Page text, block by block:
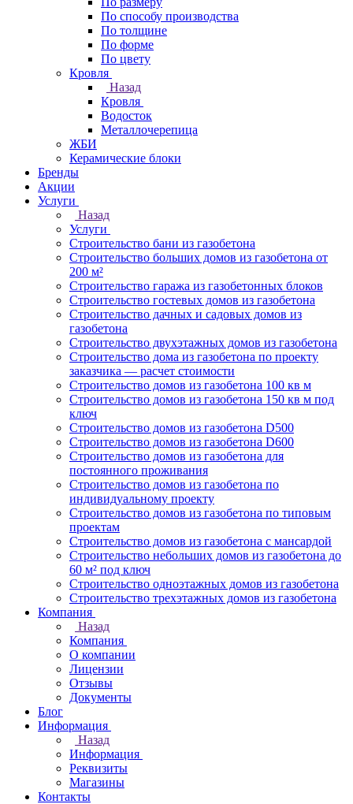
По способу производства
По толщине
По форме
По цвету
Кровля
Назад
Кровля
Водосток
Металлочерепица
ЖБИ
Керамические блоки
Бренды
Акции
Услуги
Назад
Услуги
Строительство бани из газобетона
Строительство больших домов из газобетона от
200 м²
Строительство гаража из газобетонных блоков
Строительство гостевых домов из газобетона
Строительство дачных и садовых домов из
газобетона
Строительство двухэтажных домов из газобетона
Строительство дома из газобетона по проекту
заказчика — расчет стоимости
Строительство домов из газобетона 100 кв м
Строительство домов из газобетона 150 кв м под
ключ
Строительство домов из газобетона D500
Строительство домов из газобетона D600
Строительство домов из газобетона для
постоянного проживания
Строительство домов из газобетона по
индивидуальному проекту
Строительство домов из газобетона по типовым
проектам
Строительство домов из газобетона с мансардой
Строительство небольших домов из газобетона до
60 м² под ключ
Строительство одноэтажных домов из газобетона
Строительство трехэтажных домов из газобетона
Компания
Назад
Компания
О компании
Лицензии
Отзывы
Документы
Блог
Информация
Назад
Информация
Реквизиты
Магазины
Контакты